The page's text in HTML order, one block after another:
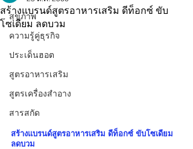
สุขภาพ
ความรู้คู่ธุรกิจ
ประเด็นฮอต
สูตรอาหารเสริม
สูตรเครื่องสำอาง
สารสกัด
สร้างแบรนด์สูตรอาหารเสริม ดีท็อกซ์ ขับ
โซเดียม ลดบวม
สร้างแบรนด์สูตรอาหารเสริม ดีท็อกซ์ ขับโซเดียม
ลดบวม